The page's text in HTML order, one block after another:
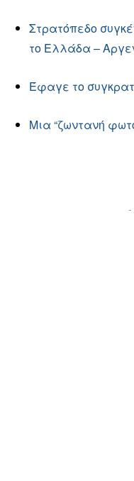
Στρατόπεδο
το Ελλάδα –
Έφαγε το
Μια “ζωντανή
-